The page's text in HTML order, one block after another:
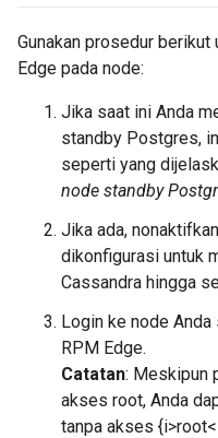
Gunakan prosedur
Edge pada node:
Jika saat ini Anda
standby Postgres,
seperti yang
node standby
Jika ada,
dikonfigurasi untuk
Cassandra hingga
Login ke node
RPM Edge.
Catatan: Meskipun
akses root, Anda
tanpa akses